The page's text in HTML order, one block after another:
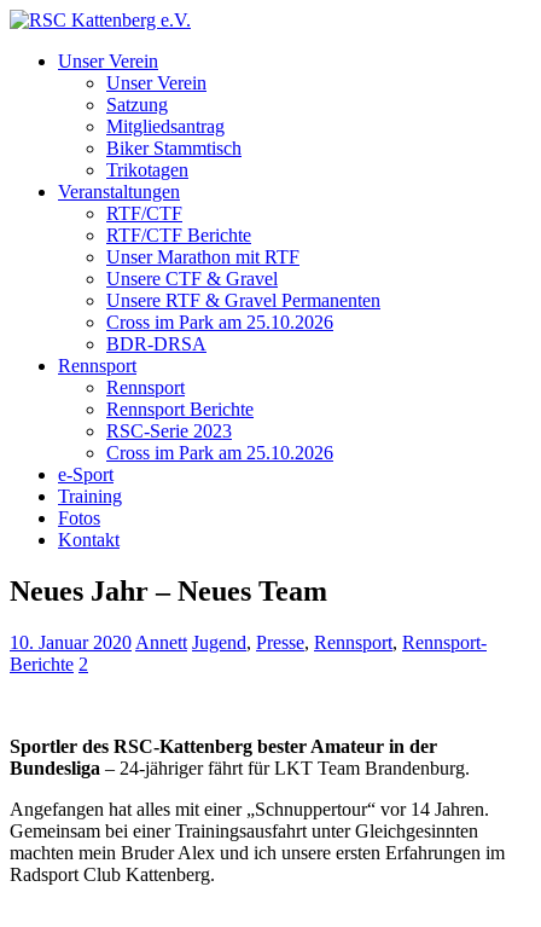
Unser Verein
Unser Verein
Satzung
Mitgliedsantrag
Biker Stammtisch
Trikotagen
Veranstaltungen
RTF/CTF
RTF/CTF Berichte
Unser Marathon mit RTF
Unsere CTF & Gravel
Unsere RTF & Gravel Permanenten
Cross im Park am 25.10.2026
BDR-DRSA
Rennsport
Rennsport
Rennsport Berichte
RSC-Serie 2023
Cross im Park am 25.10.2026
e-Sport
Training
Fotos
Kontakt
Neues Jahr – Neues Team
10. Januar 2020 Annett Jugend, Presse, Rennsport, Rennsport-
Berichte 2
Sportler des RSC-Kattenberg bester Amateur in der
Bundesliga – 24-jähriger fährt für LKT Team Brandenburg.
Angefangen hat alles mit einer „Schnuppertour“ vor 14 Jahren.
Gemeinsam bei einer Trainingsausfahrt unter Gleichgesinnten
machten mein Bruder Alex und ich unsere ersten Erfahrungen im
Radsport Club Kattenberg.